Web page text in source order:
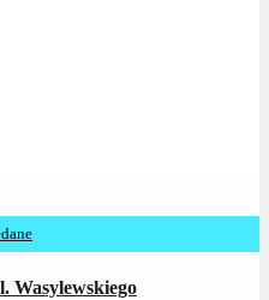
Wasylewskiego